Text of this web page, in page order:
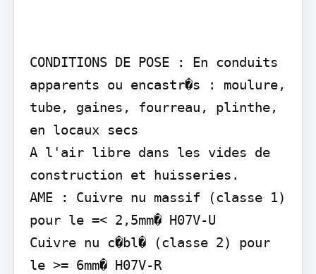
CONDITIONS DE POSE : En conduits
apparents ou encastr�s : moulure,
tube, gaines, fourreau, plinthe,
en locaux secs
A l'air libre dans les vides de
construction et huisseries.
AME : Cuivre nu massif (classe 1)
pour le =< 2,5mm� H07V-U
Cuivre nu c�bl� (classe 2) pour
le >= 6mm� H07V-R